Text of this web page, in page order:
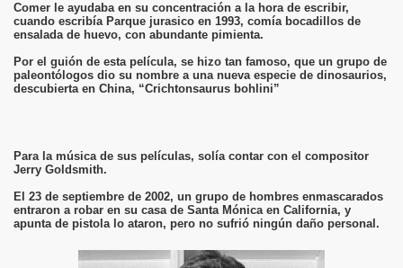
Comer le ayudaba en su concentración a la hora de escribir,
cuando escribía Parque jurasico en 1993, comía bocadillos de
ensalada de huevo, con abundante pimienta.
Por el guión de esta película, se hizo tan famoso, que un grupo de
paleontólogos dio su nombre a una nueva especie de dinosaurios,
descubierta en China, “Crichtonsaurus bohlini”
Para la música de sus películas, solía contar con el compositor
Jerry Goldsmith.
El 23 de septiembre de 2002, un grupo de hombres enmascarados
entraron a robar en su casa de Santa Mónica en California, y
apunta de pistola lo ataron, pero no sufrió ningún daño personal.